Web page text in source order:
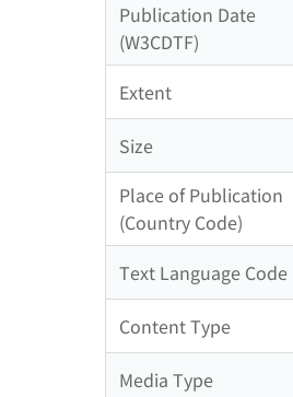
Publication Date
(W3CDTF)
Extent
Size
Place of Publication
(Country Code)
Text Language Code
Content Type
Media Type